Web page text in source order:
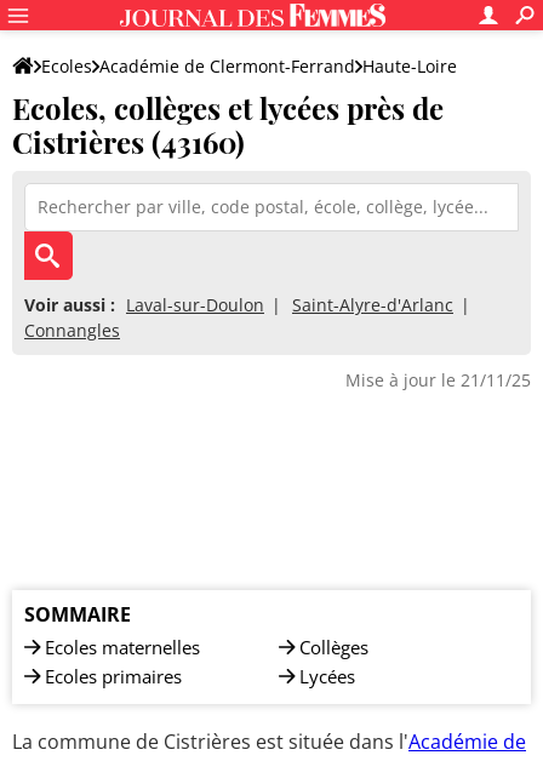
Ecoles Académie de Clermont-Ferrand Haute-Loire
Ecoles, collèges et lycées près de
Cistrières (43160)
Voir aussi : Laval-sur-Doulon
Saint-Alyre-d'Arlanc
Connangles
Mise à jour le 21/11/25
SOMMAIRE
Ecoles maternelles
Ecoles primaires
Collèges
Lycées
La commune de Cistrières est située dans l'Académie de